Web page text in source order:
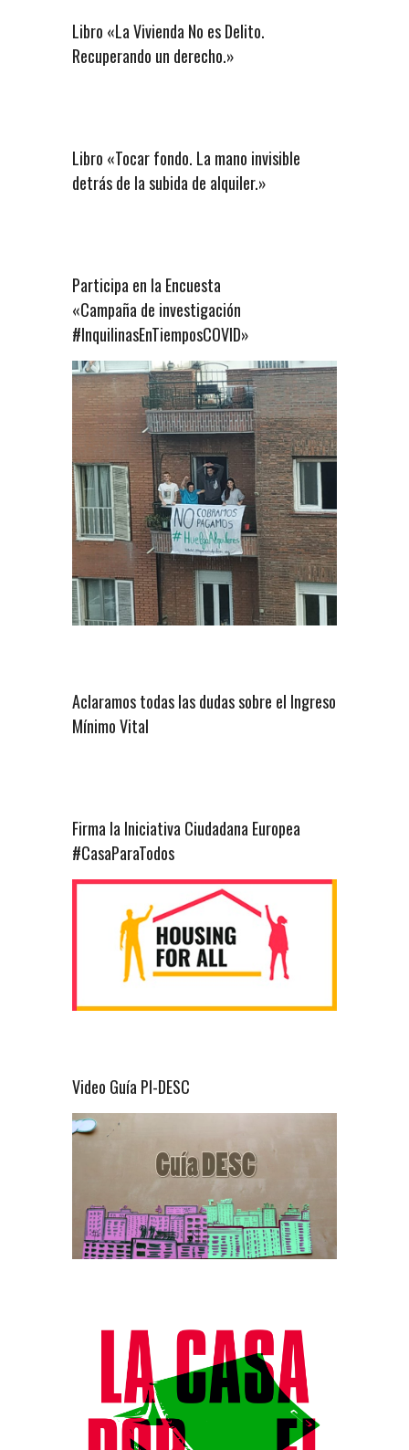
Libro «La Vivienda No es Delito.
Recuperando un derecho.»
Libro «Tocar fondo. La mano invisible
detrás de la subida de alquiler.»
Participa en la Encuesta
«Campaña de investigación
#InquilinasEnTiemposCOVID»
Aclaramos todas las dudas sobre el Ingreso
Mínimo Vital
Firma la Iniciativa Ciudadana Europea
#CasaParaTodos
Video Guía PI-DESC